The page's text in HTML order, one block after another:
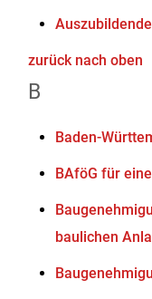
zurück nach oben
B
Baden-
BAföG für
baulichen